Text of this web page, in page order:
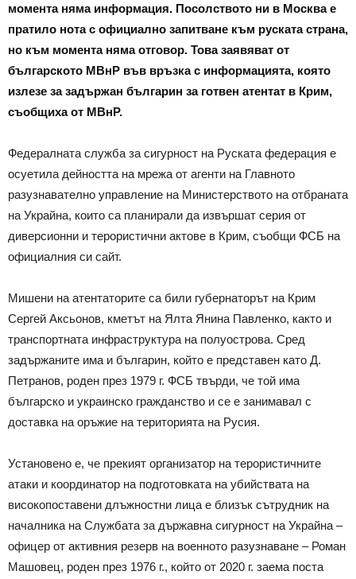
момента няма информация. Посолството ни в Москва е
пратило нота с официално запитване към руската страна,
но към момента няма отговор. Това заявяват от
българското МВнР във връзка с информацията, която
излезе за задържан българин за готвен атентат в Крим,
съобщиха от МВнР.
Федералната служба за сигурност на Руската федерация е
осуетила дейността на мрежа от агенти на Главното
разузнавателно управление на Министерството на отбраната
на Украйна, които са планирали да извършат серия от
диверсионни и терористични актове в Крим, съобщи ФСБ на
официалния си сайт.
Мишени на атентаторите са били губернаторът на Крим
Сергей Аксьонов, кметът на Ялта Янина Павленко, както и
транспортната инфраструктура на полуострова. Сред
задържаните има и българин, който е представен като Д.
Петранов, роден през 1979 г. ФСБ твърди, че той има
българско и украинско гражданство и се е занимавал с
доставка на оръжие на територията на Русия.
Установено е, че прекият организатор на терористичните
атаки и координатор на подготовката на убийствата на
високопоставени длъжностни лица е близък сътрудник на
началника на Службата за държавна сигурност на Украйна –
офицер от активния резерв на военното разузнаване – Роман
Машовец, роден през 1976 г., който от 2020 г. заема поста